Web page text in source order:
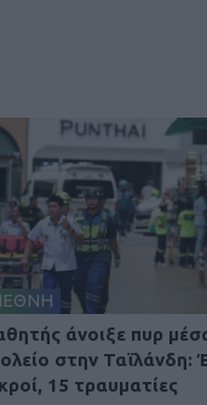
άνοιξε πυρ
στην Ταϊλάνδη:
15 τραυματίες